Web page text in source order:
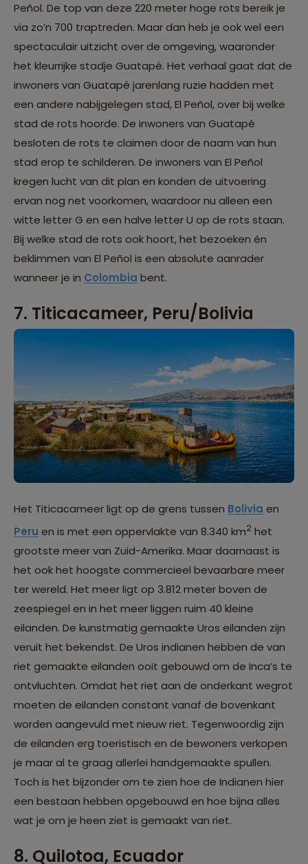
Peñol. De top van deze 220 meter hoge rots bereik je
via zo’n 700 traptreden. Maar dan heb je ook wel een
spectaculair uitzicht over de omgeving, waaronder
het kleurrijke stadje Guatapé. Het verhaal gaat dat de
inwoners van Guatapé jarenlang ruzie hadden met
een andere nabijgelegen stad, El Peñol, over bij welke
stad de rots hoorde. De inwoners van Guatapé
besloten de rots te claimen door de naam van hun
stad erop te schilderen. De inwoners van El Peñol
kregen lucht van dit plan en konden de uitvoering
ervan nog net voorkomen, waardoor nu alleen een
witte letter G en een halve letter U op de rots staan.
Bij welke stad de rots ook hoort, het bezoeken én
beklimmen van El Peñol is een absolute aanrader
wanneer je in Colombia bent.
7. Titicacameer, Peru/Bolivia
Het Titicacameer ligt op de grens tussen Bolivia en
Peru en is met een oppervlakte van 8.340 km2 het
grootste meer van Zuid-Amerika. Maar daarnaast is
het ook het hoogste commercieel bevaarbare meer
ter wereld. Het meer ligt op 3.812 meter boven de
zeespiegel en in het meer liggen ruim 40 kleine
eilanden. De kunstmatig gemaakte Uros eilanden zijn
veruit het bekendst. De Uros indianen hebben de van
riet gemaakte eilanden ooit gebouwd om de Inca’s te
ontvluchten. Omdat het riet aan de onderkant wegrot
moeten de eilanden constant vanaf de bovenkant
worden aangevuld met nieuw riet. Tegenwoordig zijn
de eilanden erg toeristisch en de bewoners verkopen
je maar al te graag allerlei handgemaakte spullen.
Toch is het bijzonder om te zien hoe de Indianen hier
een bestaan hebben opgebouwd en hoe bijna alles
wat je om je heen ziet is gemaakt van riet.
8. Quilotoa, Ecuador